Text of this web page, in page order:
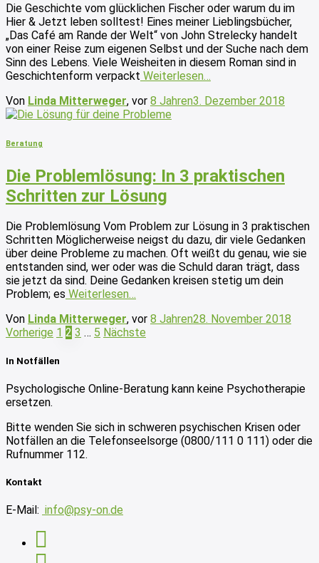
Die Geschichte vom glücklichen Fischer oder warum du im
Hier & Jetzt leben solltest! Eines meiner Lieblingsbücher,
„Das Café am Rande der Welt“ von John Strelecky handelt
von einer Reise zum eigenen Selbst und der Suche nach dem
Sinn des Lebens. Viele Weisheiten in diesem Roman sind in
Geschichtenform verpackt Weiterlesen…
Von Linda Mitterweger, vor 8 Jahren3. Dezember 2018
Beratung
Die Problemlösung: In 3 praktischen
Schritten zur Lösung
Die Problemlösung Vom Problem zur Lösung in 3 praktischen
Schritten Möglicherweise neigst du dazu, dir viele Gedanken
über deine Probleme zu machen. Oft weißt du genau, wie sie
entstanden sind, wer oder was die Schuld daran trägt, dass
sie jetzt da sind. Deine Gedanken kreisen stetig um dein
Problem; es Weiterlesen…
Von Linda Mitterweger, vor 8 Jahren28. November 2018
Beitragsnavigation
Vorherige 1 2 3 … 5 Nächste
In Notfällen
Psychologische Online-Beratung kann keine Psychotherapie
ersetzen.
Bitte wenden Sie sich in schweren psychischen Krisen oder
Notfällen an die Telefonseelsorge (0800/111 0 111) oder die
Rufnummer 112.
Kontakt
E-Mail: info@psy-on.de